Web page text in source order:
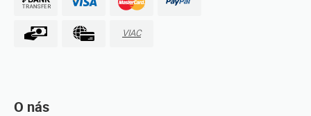
VIAC
O nás